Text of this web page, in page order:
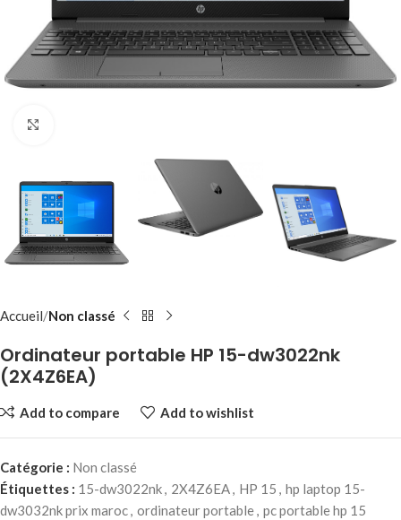
Accueil Non classé
Ordinateur portable HP 15-dw3022nk
(2X4Z6EA)
Add to compare Add to wishlist
Catégorie : Non classé
Étiquettes : 15-dw3022nk, 2X4Z6EA, HP 15 , hp laptop 15-
dw3032nk prix maroc, ordinateur portable, pc portable hp 15